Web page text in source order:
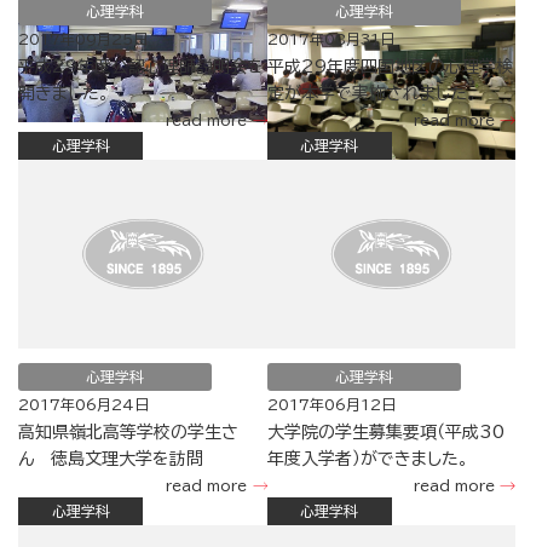
心理学科
2017年09月25日
平成29年度公認心理師説明会を
開きました。
read more
心理学科
2017年08月31日
平成29年度四国地区の心理学検
定が本学で実施されました。
read more
心理学科
心理学科
2017年06月24日
高知県嶺北高等学校の学生さ
ん 徳島文理大学を訪問
read more
心理学科
心理学科
2017年06月12日
大学院の学生募集要項（平成30
年度入学者）ができました。
read more
心理学科
心理学科